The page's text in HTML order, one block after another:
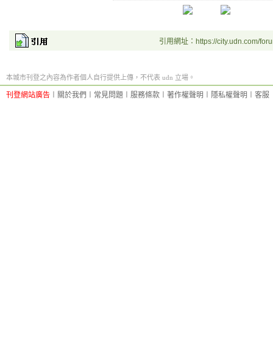
引用網址：https://city.udn.com/
本城市刊登之內容為作者個人自行提供上傳，不代表 udn 立場。
刊登網站廣告 關於我們 常見問題 服務條款 著作權聲明 隱私權聲明 客服